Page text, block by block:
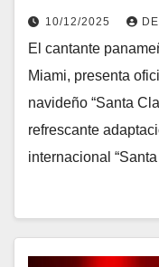
10/12/2025
El cantante
Miami, presenta
navideño “Santa
refrescante
internacional